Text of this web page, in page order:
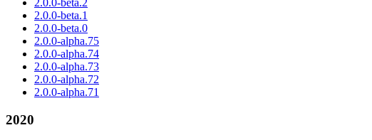
2.0.0-beta.1
2.0.0-beta.0
2.0.0-alpha.75
2.0.0-alpha.74
2.0.0-alpha.73
2.0.0-alpha.72
2.0.0-alpha.71
2020